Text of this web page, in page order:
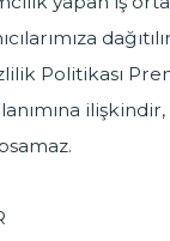
Politikası